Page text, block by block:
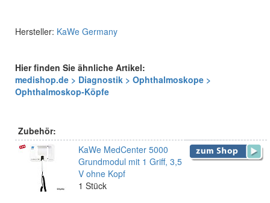
Hersteller: KaWe Germany
Hier finden Sie ähnliche Artikel:
medishop.de > Diagnostik > Ophthalmoskope >
Ophthalmoskop-Köpfe
Zubehör:
KaWe MedCenter 5000
Grundmodul mit 1 Griff, 3,5
V ohne Kopf
1 Stück